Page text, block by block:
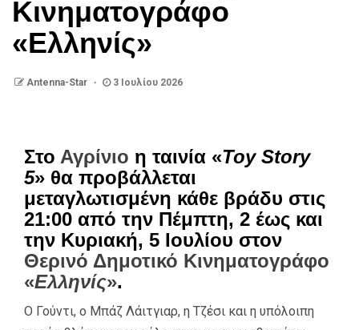
Κινηματογράφο
«Ελληνίς»
Antenna-Star 3 Ιουλίου 2026
Στο Αγρίνιο η ταινία «Toy Story
5» θα προβάλλεται
μεταγλωτισμένη κάθε βράδυ στις
21:00 από την Πέμπτη, 2 έως και
την Κυριακή, 5 Ιουλίου στον
Θερινό Δημοτικό Κινηματογράφο
«Ελληνίς».
Ο Γούντι, ο Μπάζ Λάιτγιαρ, η Τζέσι και η υπόλοιπη